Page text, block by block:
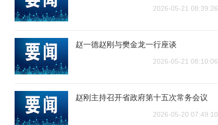
2026-05-21 08:39:26
赵一德赵刚与樊金龙一行座谈
2026-05-21 08:10:06
赵刚主持召开省政府第十五次常务会议
2026-05-20 07:49:10